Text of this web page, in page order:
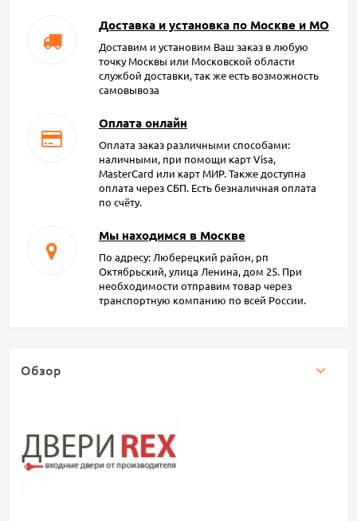
Доставка и установка по Москве и МО
Доставим и установим Ваш заказ в любую
точку Москвы или Московской области
службой доставки, так же есть возможность
самовывоза
Оплата онлайн
Оплата заказ различными способами:
наличными, при помощи карт Visa,
MasterCard или карт МИР. Также доступна
оплата через СБП. Есть безналичная оплата
по счёту.
Мы находимся в Москве
По адресу: Люберецкий район, рп
Октябрьский, улица Ленина, дом 25. При
необходимости отправим товар через
транспортную компанию по всей России.
Обзор